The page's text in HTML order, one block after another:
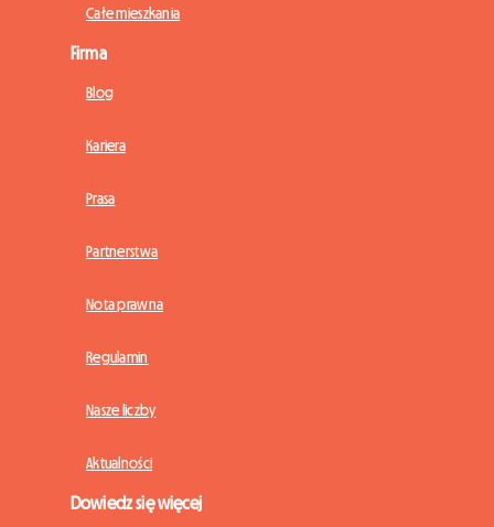
Całe mieszkania
Firma
Blog
Kariera
Prasa
Partnerstwa
Nota prawna
Regulamin
Nasze liczby
Aktualności
Dowiedz się więcej